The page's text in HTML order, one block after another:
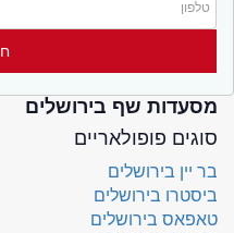
מסעדות שף בירושלים
סוגים פופולאריים
בר יין בירושלים
ביסטרו בירושלים
טאפאס בירושלים